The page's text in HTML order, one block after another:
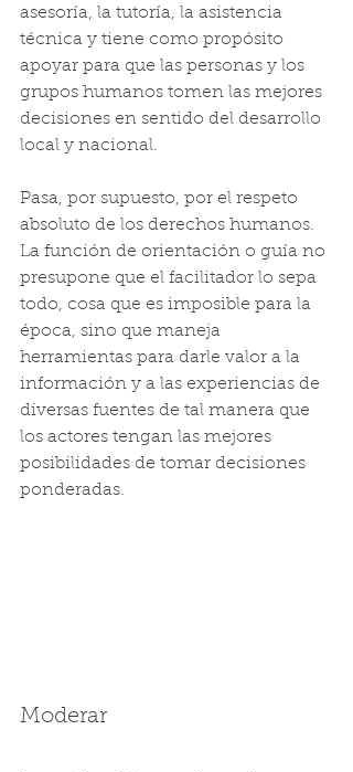
asesoría, la tutoría, la asistencia
técnica y tiene como propósito
apoyar para que las personas y los
grupos humanos tomen las mejores
decisiones en sentido del desarrollo
local y nacional.
Pasa, por supuesto, por el respeto
absoluto de los derechos humanos.
La función de orientación o guía no
presupone que el facilitador lo sepa
todo, cosa que es imposible para la
época, sino que maneja
herramientas para darle valor a la
información y a las experiencias de
diversas fuentes de tal manera que
los actores tengan las mejores
posibilidades de tomar decisiones
ponderadas.
Moderar